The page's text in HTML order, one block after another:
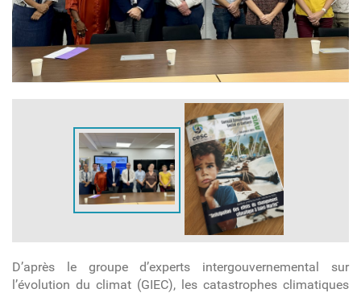
D’après le groupe d’experts intergouvernemental sur
l’évolution du climat (GIEC), les catastrophes climatiques